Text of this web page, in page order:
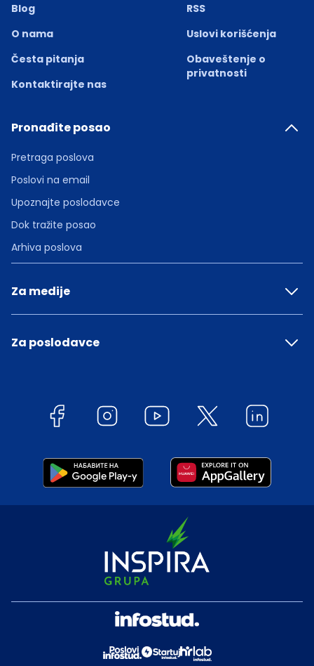
Blog
O nama
Česta pitanja
Kontaktirajte nas
RSS
Uslovi korišćenja
Obaveštenje o
privatnosti
Pronađite posao
Pretraga poslova
Poslovi na email
Upoznajte poslodavce
Dok tražite posao
Arhiva poslova
Za medije
Za poslodavce